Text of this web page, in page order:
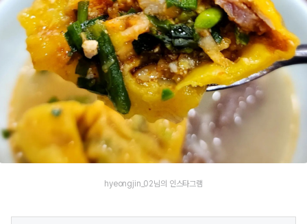
hyeongjin_02님의 인스타그램